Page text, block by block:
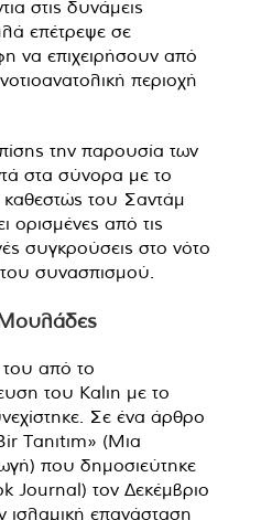
στις δυνάμεις
επέτρεψε σε
να επιχειρήσουν από
περιοχή
την παρουσία των
στα σύνορα με το
καθεστώς του Σαντάμ
ορισμένες από τις
συγκρούσεις στο νότο
του συνασπισμού.
από το
του Kalın με το
Σε ένα άρθρο
Tanıtım» (Μια
που δημοσιεύτηκε
Journal) τον Δεκέμβριο
ισλαμική επανάσταση